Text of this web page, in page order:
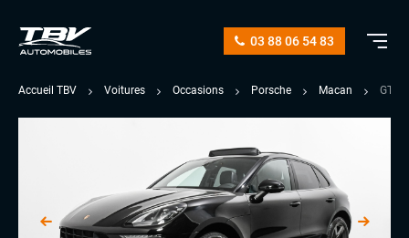
03 88 06 54 83
Accueil TBV Voitures Occasions Porsche Macan GTS